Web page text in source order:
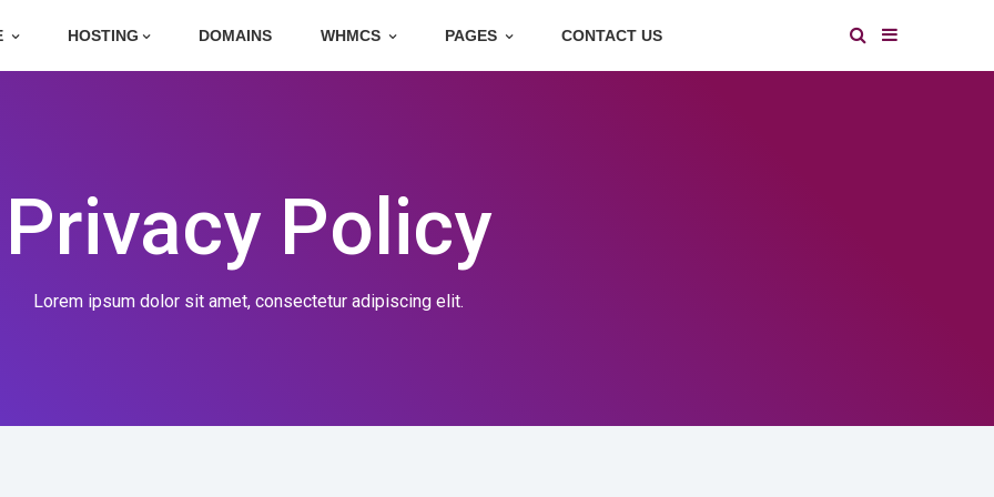
HOSTING DOMAINS WHMCS PAGES CONTACT US
Privacy Policy
Lorem ipsum dolor sit amet, consectetur adipiscing elit.